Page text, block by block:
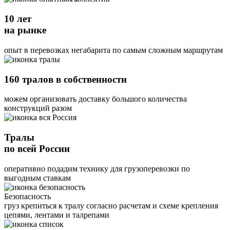
10 лет
на рынке
опыт в перевозках негабарита по самым сложным маршрутам
160 тралов в собственности
можем организовать доставку большого количества
конструкций разом
Тралы
по всей России
оперативно подадим технику для грузоперевозки по
выгодным ставкам
Безопасность
груз крепиться к тралу согласно расчетам и схеме крепления
цепями, лентами и талрепами